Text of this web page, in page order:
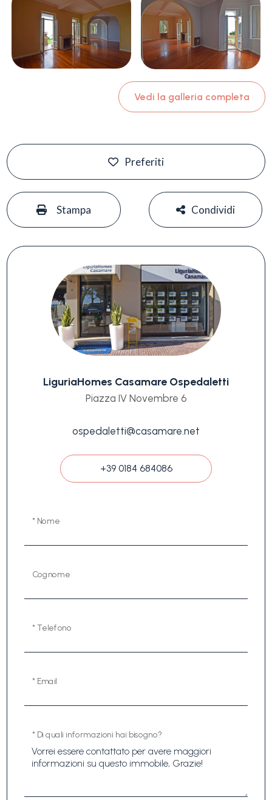
Vedi la galleria completa
Preferiti
Stampa Condividi
LiguriaHomes Casamare Ospedaletti
Piazza IV Novembre 6
ospedaletti@casamare.net
+39 0184 684086
* Nome
Cognome
* Telefono
* Email
* Di quali informazioni hai bisogno?